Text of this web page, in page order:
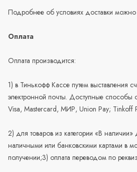
Подробнее об условиях доставки можно
Оплата
Оплата производится:
1) в Тинькофф Кассе путем выставления
электронной почты. Доступные способы
Visa, Mastercard, МИР, Union Pay; Tinkoff
2) для товаров из категории «В наличии»
наличными или банковскими картами в
получении;3) оплата переводом по